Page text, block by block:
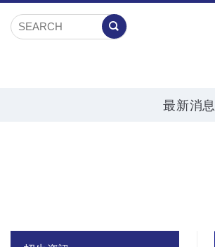
最新消息